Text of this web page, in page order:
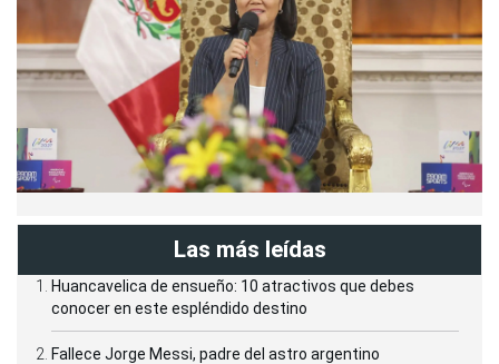
Las más leídas
Huancavelica de ensueño: 10 atractivos que debes
conocer en este espléndido destino
Fallece Jorge Messi, padre del astro argentino